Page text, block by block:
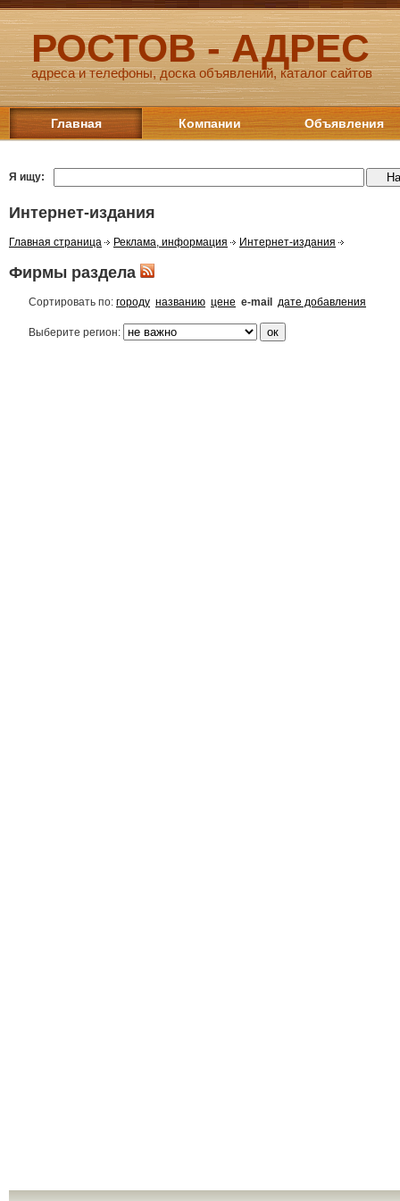
РОСТОВ - АДРЕС
адреса и телефоны, доска объявлений, каталог сайтов
Главная Компании Объявления
Я ищу:
Интернет-издания
Главная страница Реклама, информация Интернет-издания
Фирмы раздела
Сортировать по: городу названию цене e-mail дате добавления
Выберите регион: